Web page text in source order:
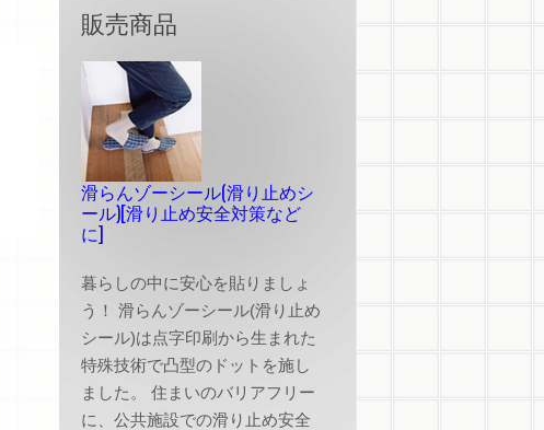
販売商品
滑らんゾーシール(滑り止めシ
ール)[滑り止め安全対策など
に]
暮らしの中に安心を貼りましょ
う！ 滑らんゾーシール(滑り止め
シール)は点字印刷から生まれた
特殊技術で凸型のドットを施し
ました。 住まいのバリアフリー
に、公共施設での滑り止め安全